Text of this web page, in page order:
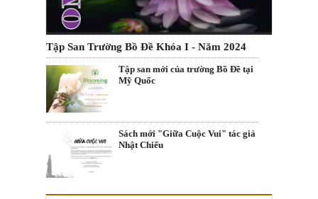
Tập San Trường Bồ Đề Khóa I - Năm 2024
Tập san mới của trường Bồ Đề tại
Mỹ Quốc
Sách mới "Giữa Cuộc Vui" tác giả
Nhật Chiếu